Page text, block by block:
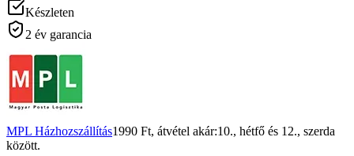
Készleten
2 év garancia
MPL Házhozszállítás1990 Ft, átvétel akár:10., hétfő és 12., szerda
között.